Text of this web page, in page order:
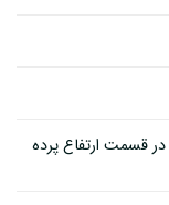
در قسمت ارتفاع پرده